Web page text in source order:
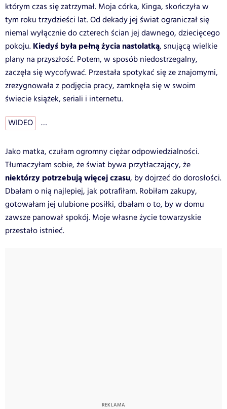
którym czas się zatrzymał. Moja córka, Kinga, skończyła w
tym roku trzydzieści lat. Od dekady jej świat ograniczał się
niemal wyłącznie do czterech ścian jej dawnego, dziecięcego
pokoju. Kiedyś była pełną życia nastolatką, snującą wielkie
plany na przyszłość. Potem, w sposób niedostrzegalny,
zaczęła się wycofywać. Przestała spotykać się ze znajomymi,
zrezygnowała z podjęcia pracy, zamknęła się w swoim
świecie książek, seriali i internetu.
WIDEO …
Jako matka, czułam ogromny ciężar odpowiedzialności.
Tłumaczyłam sobie, że świat bywa przytłaczający, że
niektórzy potrzebują więcej czasu, by dojrzeć do dorosłości.
Dbałam o nią najlepiej, jak potrafiłam. Robiłam zakupy,
gotowałam jej ulubione posiłki, dbałam o to, by w domu
zawsze panował spokój. Moje własne życie towarzyskie
przestało istnieć.